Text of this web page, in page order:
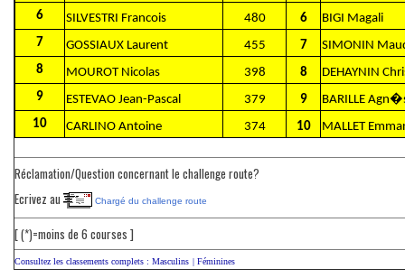
6
SILVESTRI Francois 480 6
BIGI Magali
7
GOSSIAUX Laurent 455 7
SIMONIN
8
MOUROT Nicolas 398 8
DEHAYNIN
9
ESTEVAO Jean-Pascal 379 9
BARILLE
10
CARLINO Antoine 374 10 MALLET
Réclamation/Question concernant le challenge route?
Ecrivez au
Chargé du challenge route
[ (*)=moins de 6 courses ]
Consultez les classements complets : Masculins | Féminines